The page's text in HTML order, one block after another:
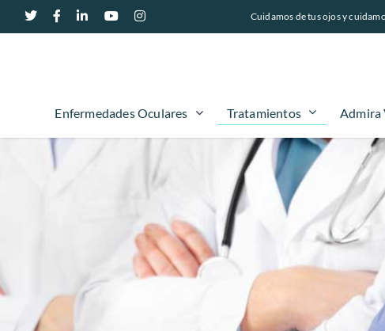
Cuidamos de tus ojos y
Enfermedades Oculares Tratamientos Admira